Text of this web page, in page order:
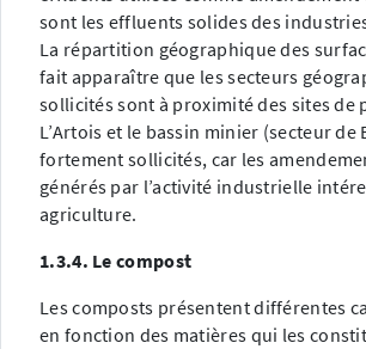
sont les effluents solides des
La répartition géographique des
fait apparaître que les secteurs
sollicités sont à proximité des sites de
L’Artois et le bassin minier (secteur de
fortement sollicités, car les
générés par l’activité industrielle
agriculture.
1.3.4. Le compost
Les composts présentent différentes
en fonction des matières qui les